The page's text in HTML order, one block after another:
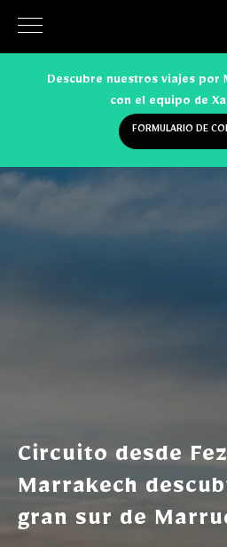
Descubre nuestros viajes por
con el equipo de
FORMULARIO DE
Circuito desde
Marrakech
gran sur de